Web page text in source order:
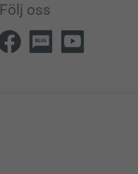
Följ oss